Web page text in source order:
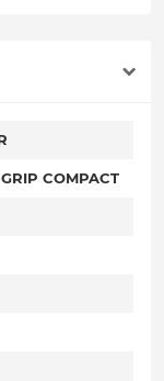
COMPACT